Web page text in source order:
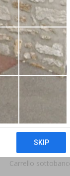
Carrello
Carrello